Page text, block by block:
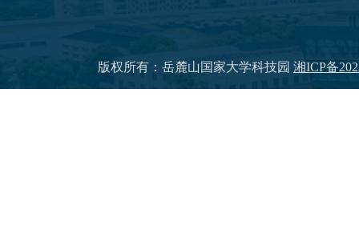
版权所有：岳麓山国家大学科技园 湘ICP备